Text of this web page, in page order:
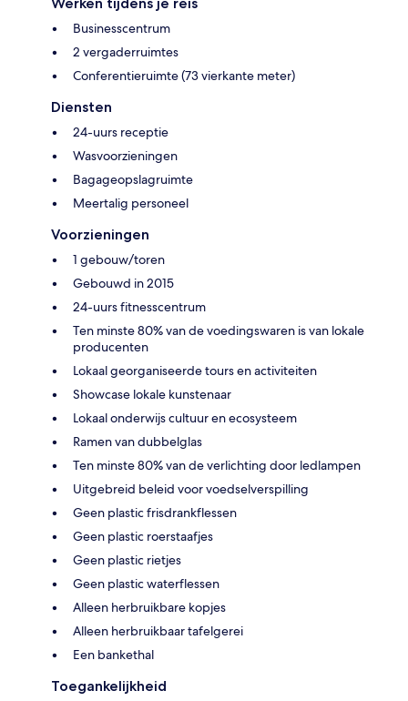
Businesscentrum
2 vergaderruimtes
Conferentieruimte (73 vierkante meter)
Diensten
24-uurs receptie
Wasvoorzieningen
Bagageopslagruimte
Meertalig personeel
Voorzieningen
1 gebouw/toren
Gebouwd in 2015
24-uurs fitnesscentrum
Ten minste 80% van de voedingswaren is van lokale
producenten
Lokaal georganiseerde tours en activiteiten
Showcase lokale kunstenaar
Lokaal onderwijs cultuur en ecosysteem
Ramen van dubbelglas
Ten minste 80% van de verlichting door ledlampen
Uitgebreid beleid voor voedselverspilling
Geen plastic frisdrankflessen
Geen plastic roerstaafjes
Geen plastic rietjes
Geen plastic waterflessen
Alleen herbruikbare kopjes
Alleen herbruikbaar tafelgerei
Een bankethal
Toegankelijkheid